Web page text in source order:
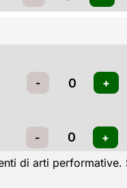
di arti performative.